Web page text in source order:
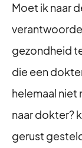
Moet ik naar
gezondheid
die een
helemaal niet
naar dokter?
gerust